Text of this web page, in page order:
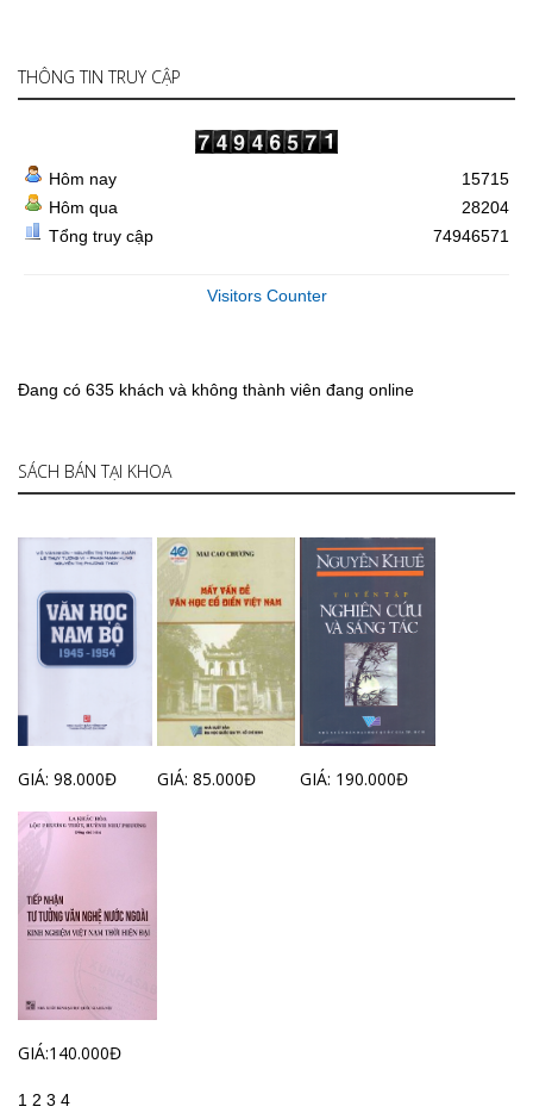
THÔNG TIN TRUY CẬP
Hôm nay
Hôm qua
Tổng truy cập
15715
28204
74946571
Visitors Counter
Đang có 635 khách và không thành viên đang online
SÁCH BÁN TẠI KHOA
GIÁ: 98.000Đ GIÁ: 85.000Đ GIÁ: 190.000Đ
GIÁ:140.000Đ
1 2 3 4